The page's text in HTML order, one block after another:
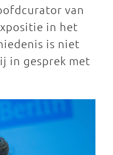
van
in het
is niet
in gesprek met